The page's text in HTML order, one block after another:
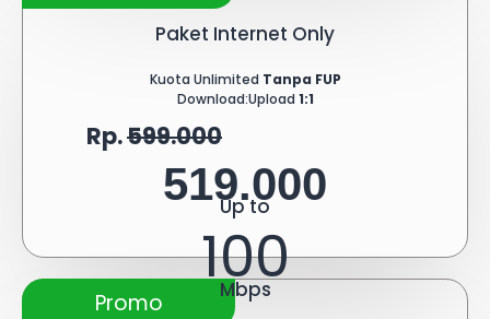
Paket Internet Only
Kuota Unlimited Tanpa FUP
Download:Upload 1:1
Rp.599.000
519.000
Promo
Up to
100
Mbps